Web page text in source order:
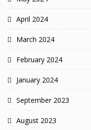
April 2024
March 2024
February 2024
January 2024
September 2023
August 2023